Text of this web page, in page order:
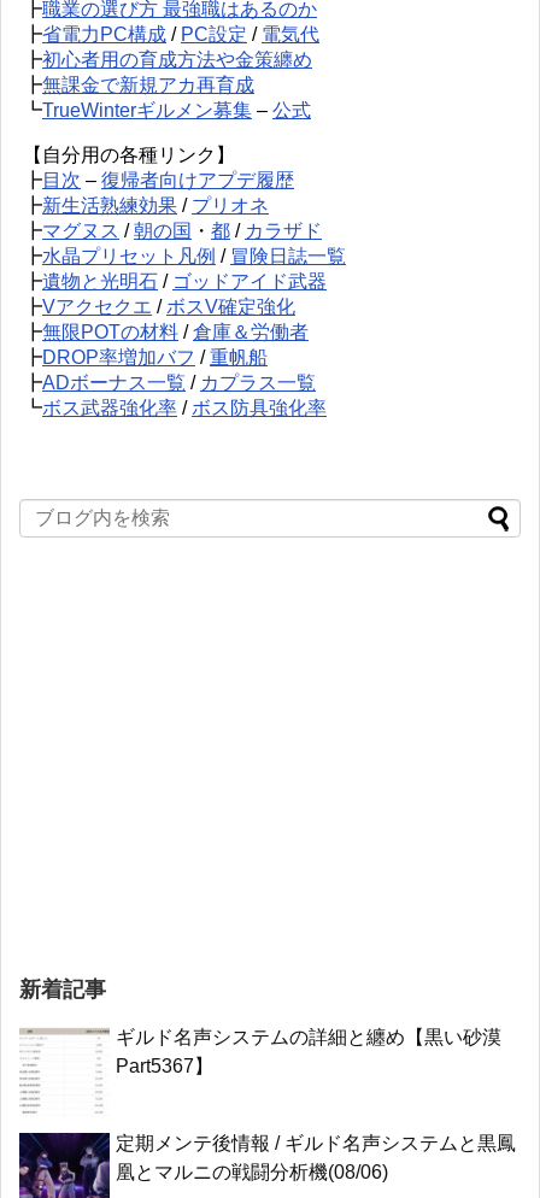
┣職業の選び方 最強職はあるのか
┣省電力PC構成 / PC設定 / 電気代
┣初心者用の育成方法や金策纏め
┣無課金で新規アカ再育成
┗TrueWinterギルメン募集 – 公式
【自分用の各種リンク】
┣目次 – 復帰者向けアプデ履歴
┣新生活熟練効果 / プリオネ
┣マグヌス /朝の国 ・ 都 / カラザド
┣水晶プリセット凡例 / 冒険日誌一覧
┣遺物と光明石 / ゴッドアイド武器
┣Vアクセクエ / ボスV確定強化
┣無限POTの材料 /倉庫＆労働者
┣DROP率増加バフ /重帆船
┣ADボーナス一覧 / カプラス一覧
┗ボス武器強化率 / ボス防具強化率
新着記事
ギルド名声システムの詳細と纏め【黒い砂漠
Part5367】
定期メンテ後情報 / ギルド名声システムと黒鳳
凰とマルニの戦闘分析機(08/06)